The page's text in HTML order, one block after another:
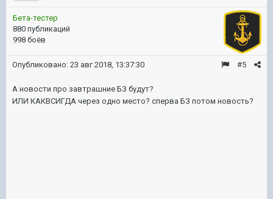
Бета-тестер
880 публикаций
998 боёв
#5
Опубликовано: 23 авг 2018, 13:37:30
А новости про завтрашние БЗ будут?
ИЛИ КАКВСИГДА через одно место? сперва БЗ потом новость?